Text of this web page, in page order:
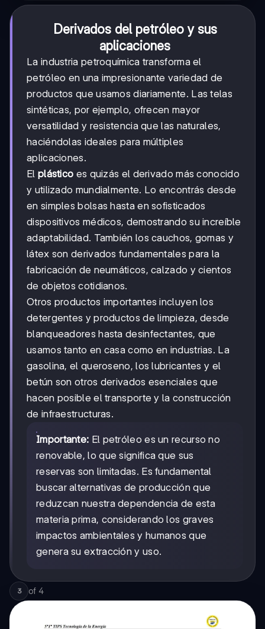
Derivados del petróleo y sus
aplicaciones
La industria petroquímica transforma el
petróleo en una impresionante variedad de
productos que usamos diariamente. Las telas
sintéticas, por ejemplo, ofrecen mayor
versatilidad y resistencia que las naturales,
haciéndolas ideales para múltiples
aplicaciones.
El plástico es quizás el derivado más conocido
y utilizado mundialmente. Lo encontrás desde
en simples bolsas hasta en sofisticados
dispositivos médicos, demostrando su increíble
adaptabilidad. También los cauchos, gomas y
látex son derivados fundamentales para la
fabricación de neumáticos, calzado y cientos
de objetos cotidianos.
Otros productos importantes incluyen los
detergentes y productos de limpieza, desde
blanqueadores hasta desinfectantes, que
usamos tanto en casa como en industrias. La
gasolina, el queroseno, los lubricantes y el
betún son otros derivados esenciales que
hacen posible el transporte y la construcción
de infraestructuras.
Importante: El petróleo es un recurso no
renovable, lo que significa que sus
reservas son limitadas. Es fundamental
buscar alternativas de producción que
reduzcan nuestra dependencia de esta
materia prima, considerando los graves
impactos ambientales y humanos que
genera su extracción y uso.
3 of 4